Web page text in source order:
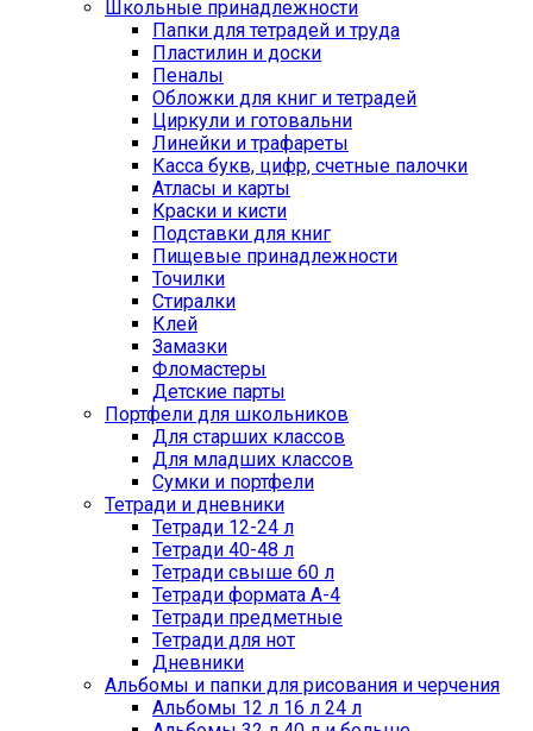
Школьные принадлежности
Папки для тетрадей и труда
Пластилин и доски
Пеналы
Обложки для книг и тетрадей
Циркули и готовальни
Линейки и трафареты
Касса букв, цифр, счетные палочки
Атласы и карты
Краски и кисти
Подставки для книг
Пищевые принадлежности
Точилки
Стиралки
Клей
Замазки
Фломастеры
Детские парты
Портфели для школьников
Для старших классов
Для младших классов
Сумки и портфели
Тетради и дневники
Тетради 12-24 л
Тетради 40-48 л
Тетради свыше 60 л
Тетради формата А-4
Тетради предметные
Тетради для нот
Дневники
Альбомы и папки для рисования и черчения
Альбомы 12 л 16 л 24 л